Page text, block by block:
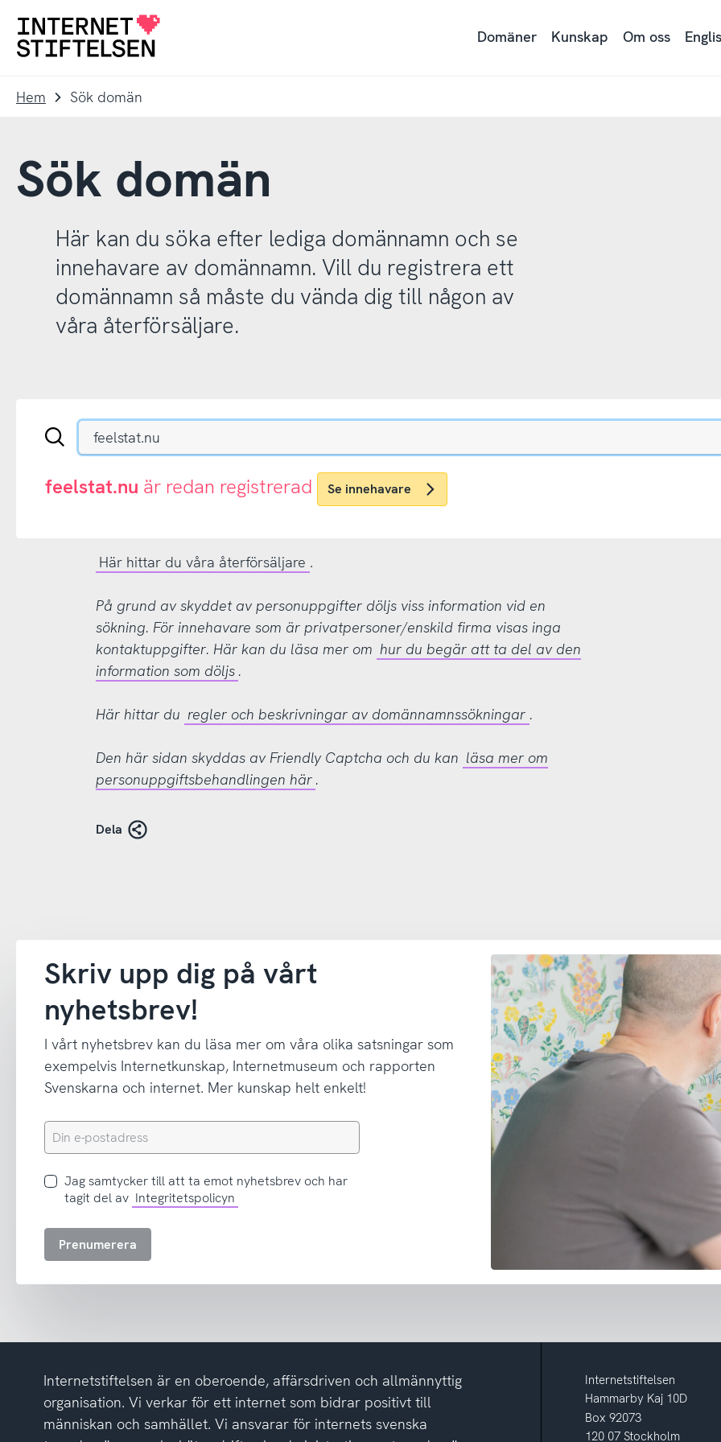
navigering
innehåll
Till
Domäner Kunskap Om oss
Hem Sök domän
Sök domän
Här kan du söka efter lediga domännamn och se
innehavare av domännamn. Vill du registrera ett
domännamn så måste du vända dig till någon av
våra återförsäljare.
Sök
.se-
eller
.nu-
feelstat.nu är redan registrerad Se innehavare
Här hittar du våra återförsäljare .
På grund av skyddet av personuppgifter döljs viss information vid en
sökning. För innehavare som är privatpersoner/enskild firma visas inga
kontaktuppgifter. Här kan du läsa mer om hur du begär att ta del av den
information som döljs .
Här hittar du regler och beskrivningar av domännamnssökningar .
Den här sidan skyddas av Friendly Captcha och du kan läsa mer om
personuppgiftsbehandlingen här .
Dela
Skriv upp dig på vårt
nyhetsbrev!
I vårt nyhetsbrev kan du läsa mer om våra olika satsningar som
exempelvis Internetkunskap, Internetmuseum och rapporten
Svenskarna och internet. Mer kunskap helt enkelt!
Din
e-
Jag
samtycker
att
nyhetsbrev
tagit
av
integritetspolicyn
Jag samtycker till att ta emot nyhetsbrev och har
tagit del av Integritetspolicyn
Prenumerera
Internetstiftelsen är en oberoende, affärsdriven och allmännyttig
organisation. Vi verkar för ett internet som bidrar positivt till
människan och samhället. Vi ansvarar för internets svenska
Internetstiftelsen
Hammarby Kaj 10D
Box 92073
120 07 Stockholm